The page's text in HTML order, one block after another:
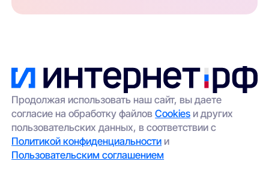
Продолжая использовать наш сайт, вы даете
согласие на обработку файловCookies и других
пользовательских данных, в соответствии с
Политикой конфиденциальности и
Пользовательским соглашением